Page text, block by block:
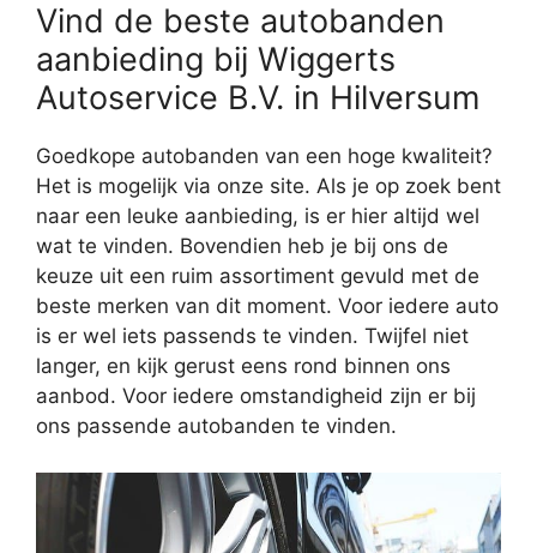
Vind de beste autobanden
aanbieding bij Wiggerts
Autoservice B.V. in Hilversum
Goedkope autobanden van een hoge kwaliteit?
Het is mogelijk via onze site. Als je op zoek bent
naar een leuke aanbieding, is er hier altijd wel
wat te vinden. Bovendien heb je bij ons de
keuze uit een ruim assortiment gevuld met de
beste merken van dit moment. Voor iedere auto
is er wel iets passends te vinden. Twijfel niet
langer, en kijk gerust eens rond binnen ons
aanbod. Voor iedere omstandigheid zijn er bij
ons passende autobanden te vinden.